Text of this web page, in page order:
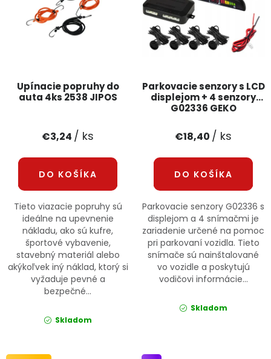
Reklamačný formulár Odstúpenie v lehote 14 dní
Podmienky ochrany osobných údajov
Přihlášení Registrace
Upínacie popruhy do
auta 4ks 2538 JIPOS
€3,24 / ks
DO KOŠÍKA
Tieto viazacie popruhy sú
ideálne na upevnenie
nákladu, ako sú kufre,
športové vybavenie,
stavebný materiál alebo
akýkoľvek iný náklad, ktorý si
vyžaduje pevné a
bezpečné...
Skladom
Parkovacie senzory s LCD
displejom + 4 senzory
G02336 GEKO
€18,40 / ks
DO KOŠÍKA
Parkovacie senzory G02336 s
displejom a 4 snímačmi je
zariadenie určené na pomoc
pri parkovaní vozidla. Tieto
snímače sú nainštalované
vo vozidle a poskytujú
vodičovi informácie...
Skladom